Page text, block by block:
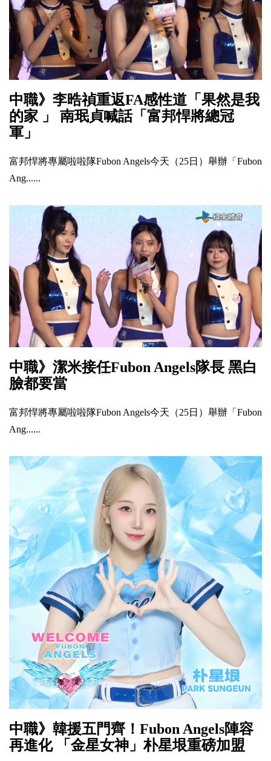
中職》李晧禎重返FA感性道「果然是我
的家 」 南珉貞喊話「富邦悍將總冠
軍」
富邦悍將專屬啦啦隊Fubon Angels今天（25日）舉辦「Fubon
Ang......
中職》潔米接任Fubon Angels隊長 黑白
臉都要當
富邦悍將專屬啦啦隊Fubon Angels今天（25日）舉辦「Fubon
Ang......
中職》韓援五門齊！Fubon Angels陣容
再進化 「金星女神」朴星垠重磅加盟